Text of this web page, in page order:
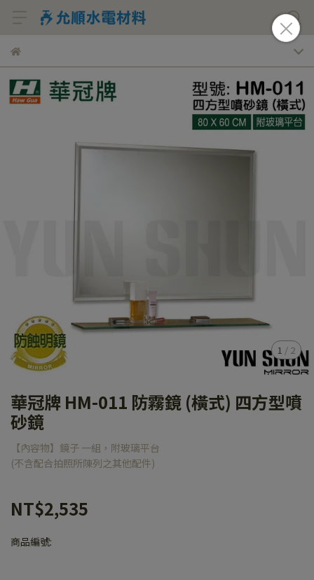
1 / 2
華冠牌 HM-011 防霧鏡 (橫式) 四方型噴
砂鏡
【內容物】鏡子 一組，附玻璃平台
(不含配合拍照所陳列之其他配件)
NT$2,535
商品編號: